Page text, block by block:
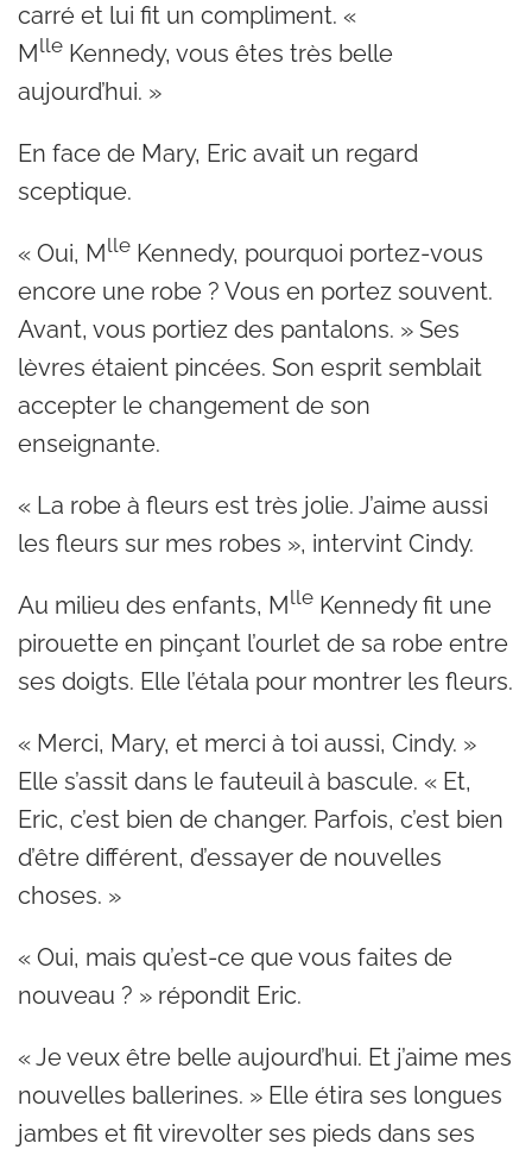
carré et lui fit un compliment. «
Mlle Kennedy, vous êtes très belle
aujourd’hui. »
En face de Mary, Eric avait un regard
sceptique.
« Oui, Mlle Kennedy, pourquoi portez-vous
encore une robe ? Vous en portez souvent.
Avant, vous portiez des pantalons. » Ses
lèvres étaient pincées. Son esprit semblait
accepter le changement de son
enseignante.
« La robe à fleurs est très jolie. J’aime aussi
les fleurs sur mes robes », intervint Cindy.
Au milieu des enfants, Mlle Kennedy fit une
pirouette en pinçant l’ourlet de sa robe entre
ses doigts. Elle l’étala pour montrer les fleurs.
« Merci, Mary, et merci à toi aussi, Cindy. »
Elle s’assit dans le fauteuil à bascule. « Et,
Eric, c’est bien de changer. Parfois, c’est bien
d’être différent, d’essayer de nouvelles
choses. »
« Oui, mais qu’est-ce que vous faites de
nouveau ? » répondit Eric.
« Je veux être belle aujourd’hui. Et j’aime mes
nouvelles ballerines. » Elle étira ses longues
jambes et fit virevolter ses pieds dans ses